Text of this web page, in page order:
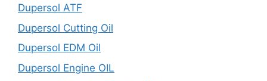
Dupersol ATF
Dupersol Cutting Oil
Dupersol EDM Oil
Dupersol Engine OIL